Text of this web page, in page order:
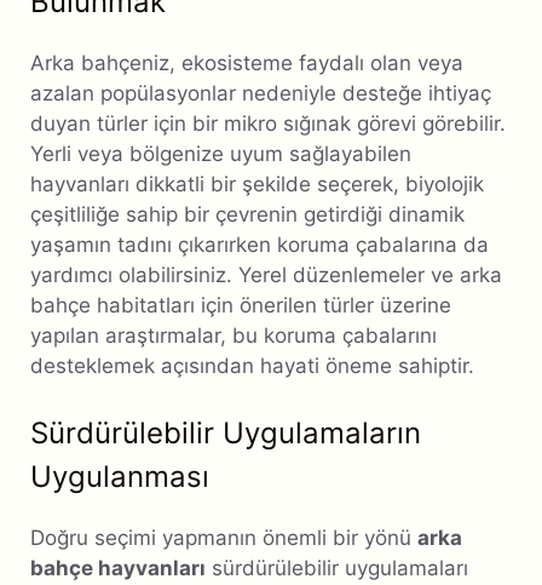
Arka bahçeniz, ekosisteme faydalı olan veya
azalan popülasyonlar nedeniyle desteğe ihtiyaç
duyan türler için bir mikro sığınak görevi görebilir.
Yerli veya bölgenize uyum sağlayabilen
hayvanları dikkatli bir şekilde seçerek, biyolojik
çeşitliliğe sahip bir çevrenin getirdiği dinamik
yaşamın tadını çıkarırken koruma çabalarına da
yardımcı olabilirsiniz. Yerel düzenlemeler ve arka
bahçe habitatları için önerilen türler üzerine
yapılan araştırmalar, bu koruma çabalarını
desteklemek açısından hayati öneme sahiptir.
Sürdürülebilir Uygulamaların
Uygulanması
Doğru seçimi yapmanın önemli bir yönü arka
bahçe hayvanları sürdürülebilir uygulamaları